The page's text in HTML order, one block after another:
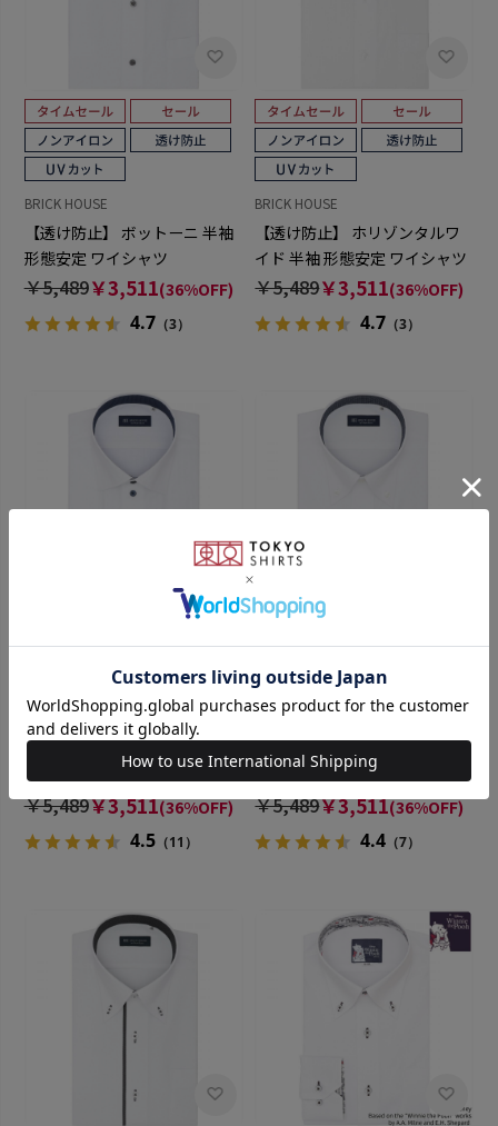
BRICK HOUSE
【透け防止】 ボットーニ 半袖
形態安定 ワイシャツ
￥5,489￥3,511(36%OFF)
4.7（3）
BRICK HOUSE
【透け防止】 ホリゾンタルワ
イド 半袖 形態安定 ワイシャツ
￥5,489￥3,511(36%OFF)
4.7 （3）
BRICK HOUSE
【透け防止】 ワイド 半袖 形態
安定 ワイシャツ
￥5,489￥3,511(36%OFF)
4.5（11）
BRICK HOUSE
【透け防止】 ボタンダウン 半
袖 形態安定 ワイシャツ
￥5,489￥3,511(36%OFF)
4.4 （7）